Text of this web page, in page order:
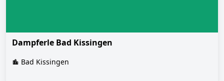
Dampferle Bad Kissingen
Bad Kissingen